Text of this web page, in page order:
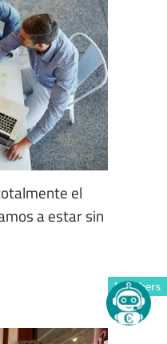
el
a estar sin
Members